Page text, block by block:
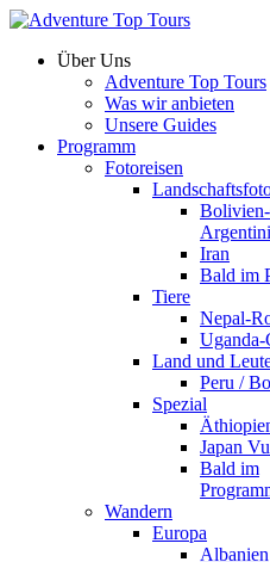
Über Uns
Adventure Top Tours
Was wir anbieten
Unsere Guides
Programm
Fotoreisen
Iran
Bald im
Tiere
Nepal-
Land und
Peru /
Spezial
Japan
Bald im
Wandern
Europa
Albanien